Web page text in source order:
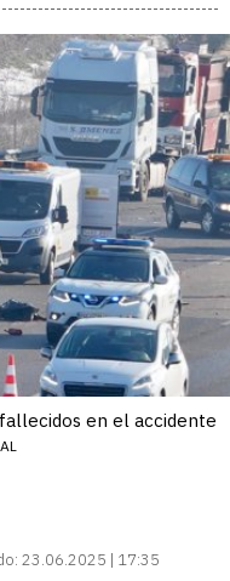
en el accidente
23.06.2025 | 17:35